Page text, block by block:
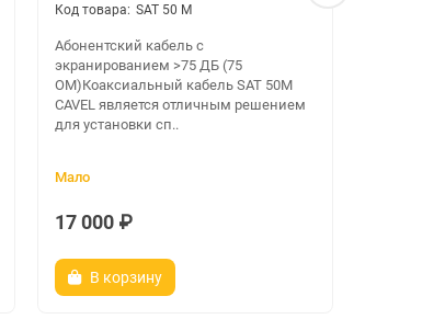
SAT 50 M
Абонентский кабель с
экранированием >75 ДБ (75
ОМ)Коаксиальный кабель SAT 50M
CAVEL является отличным решением
для установки сп..
Мало
17 000 ₽
В корзину